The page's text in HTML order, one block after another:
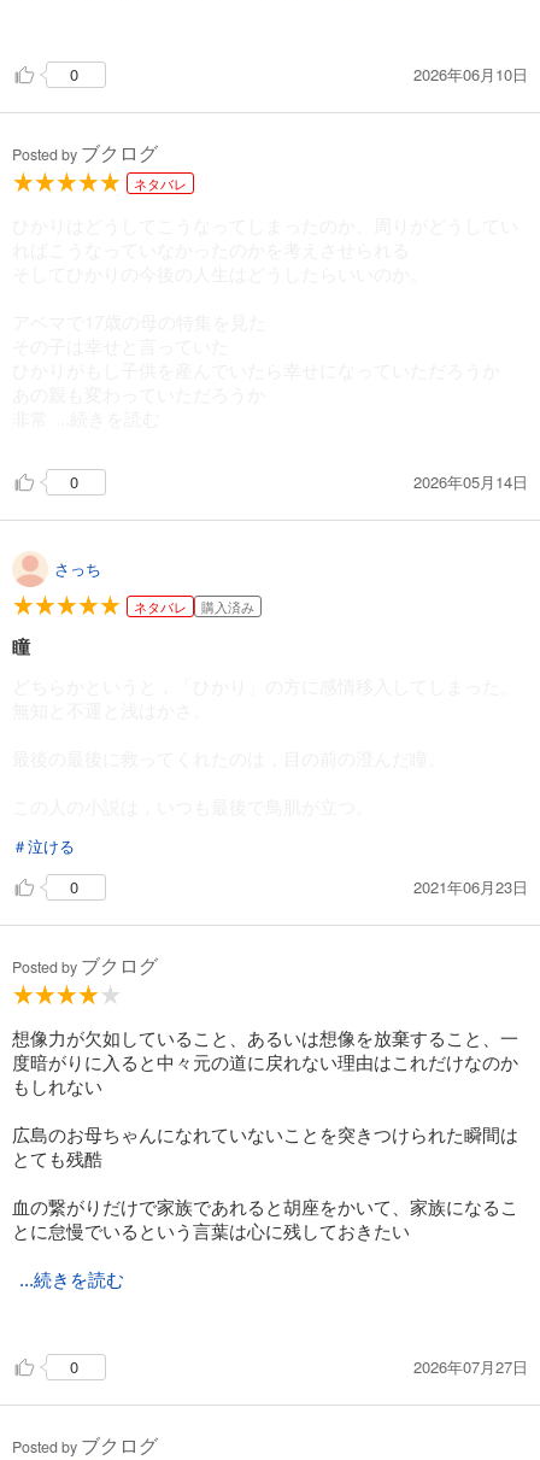
0 2026年06月10日
Posted by ブクログ
ネタバレ
0 2026年05月14日
さっち
ネタバレ 購入済み
瞳
＃泣ける
0
2021年06月23日
Posted by ブクログ
想像力が欠如していること、あるいは想像を放棄すること、一
度暗がりに入ると中々元の道に戻れない理由はこれだけなのか
もしれない
広島のお母ちゃんになれていないことを突きつけられた瞬間は
とても残酷
血の繋がりだけで家族であれると胡座をかいて、家族になるこ
とに怠慢でいるという言葉は心に残しておきたい
...続きを読む
どんな形であれ道を踏み外さないように足掻いている人には朝
が来るといいね
0 2026年07月27日
Posted by ブクログ